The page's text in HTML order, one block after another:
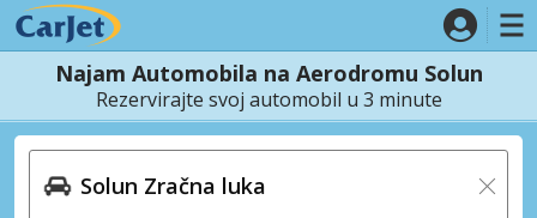
Najam Automobila na Aerodromu Solun
Rezervirajte svoj automobil u 3 minute